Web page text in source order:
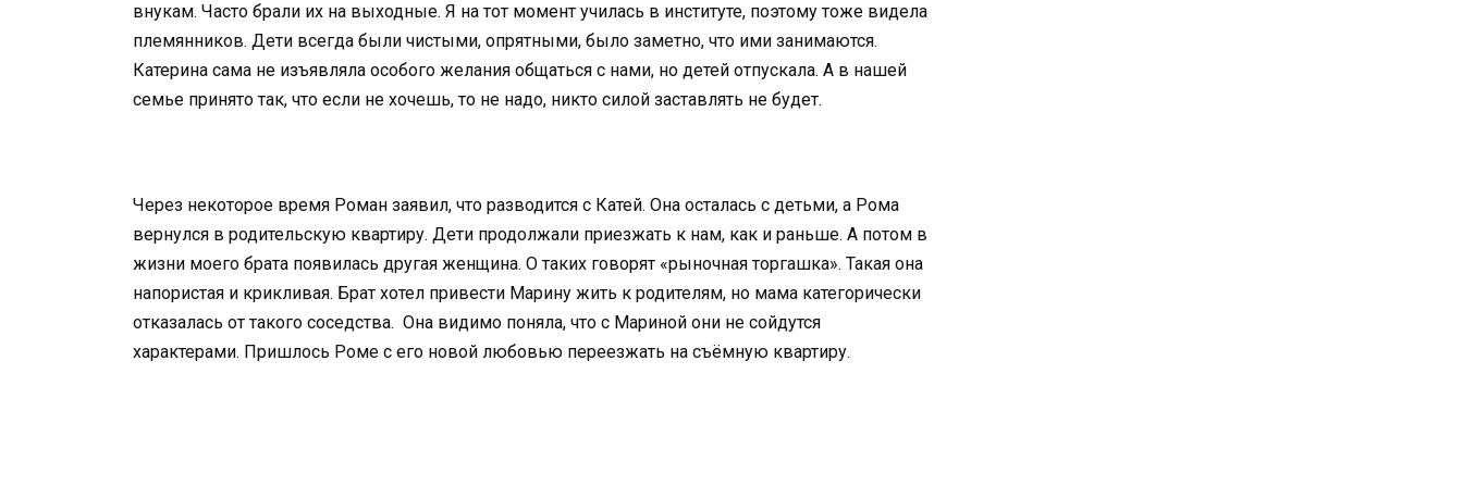
внукам. Часто брали их на выходные. Я на тот момент училась в институте, поэтому тоже видела
племянников. Дети всегда были чистыми, опрятными, было заметно, что ими занимаются.
Катерина сама не изъявляла особого желания общаться с нами, но детей отпускала. А в нашей
семье принято так, что если не хочешь, то не надо, никто силой заставлять не будет.
Через некоторое время Роман заявил, что разводится с Катей. Она осталась с детьми, а Рома
вернулся в родительскую квартиру. Дети продолжали приезжать к нам, как и раньше. А потом в
жизни моего брата появилась другая женщина. О таких говорят «рыночная торгашка». Такая она
напористая и крикливая. Брат хотел привести Марину жить к родителям, но мама категорически
отказалась от такого соседства. Она видимо поняла, что с Мариной они не сойдутся
характерами. Пришлось Роме с его новой любовью переезжать на съёмную квартиру.